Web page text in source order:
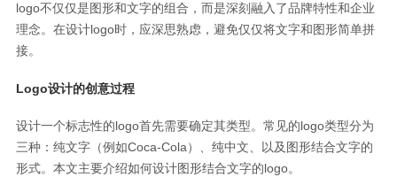
logo不仅仅是图形和文字的组合，而是深刻融入了品牌特性和企业
理念。在设计logo时，应深思熟虑，避免仅仅将文字和图形简单拼
接。
Logo设计的创意过程
设计一个标志性的logo首先需要确定其类型。常见的logo类型分为
三种：纯文字（例如Coca-Cola）、纯中文、以及图形结合文字的
形式。本文主要介绍如何设计图形结合文字的logo。